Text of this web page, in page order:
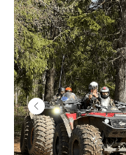
20 طلقة بيدين